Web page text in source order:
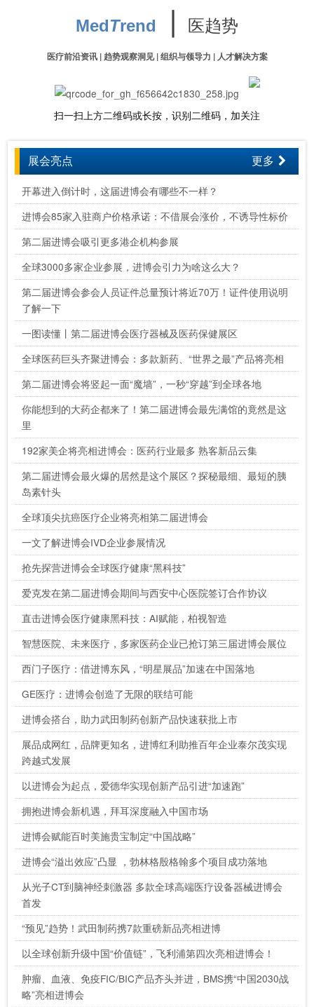
MedTrend ∣ 医趋势
医疗前沿资讯 | 趋势观察洞见 | 组织与领导力 | 人才解决方案
扫一扫上方二维码或长按，识别二维码，加关注
展会亮点 更多
开幕进入倒计时，这届进博会有哪些不一样？
进博会85家入驻商户价格承诺：不借展会涨价，不诱导性标价
第二届进博会吸引更多港企机构参展
全球3000多家企业参展，进博会引力为啥这么大？
第二届进博会参会人员证件总量预计将近70万！证件使用说明
了解一下
一图读懂丨第二届进博会医疗器械及医药保健展区
全球医药巨头齐聚进博会：多款新药、“世界之最”产品将亮相
第二届进博会将竖起一面“魔墙”，一秒“穿越”到全球各地
你能想到的大药企都来了！第二届进博会最先满馆的竟然是这
里
192家美企将亮相进博会：医药行业最多 熟客新品云集
第二届进博会最火爆的居然是这个展区？探秘最细、最短的胰
岛素针头
全球顶尖抗癌医疗企业将亮相第二届进博会
一文了解进博会IVD企业参展情况
抢先探营进博会全球医疗健康“黑科技”
爱克发在第二届进博会期间与西安中心医院签订合作协议
直击进博会医疗健康黑科技：AI赋能，柏视智造
智慧医院、未来医疗，多家医药企业已抢订第三届进博会展位
西门子医疗：借进博东风，“明星展品”加速在中国落地
GE医疗：进博会创造了无限的联结可能
进博会搭台，助力武田制药创新产品快速获批上市
展品成网红，品牌更知名，进博红利助推百年企业泰尔茂实现
跨越式发展
以进博会为起点，爱德华实现创新产品引进“加速跑”
拥抱进博会新机遇，拜耳深度融入中国市场
进博会赋能百时美施贵宝制定“中国战略”
进博会“溢出效应”凸显 ，勃林格殷格翰多个项目成功落地
从光子CT到脑神经刺激器 多款全球高端医疗设备器械进博会
首发
“预见”趋势！武田制药携7款重磅新品亮相进博
以全球创新升级中国“价值链”，飞利浦第四次亮相进博会！
肿瘤、血液、免疫FIC/BIC产品齐头并进，BMS携“中国2030战
略”亮相进博会